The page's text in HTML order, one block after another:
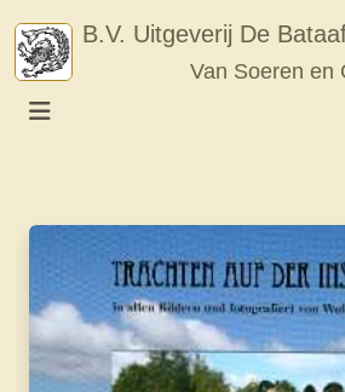
content
B.V. Uitgeverij De
Van Soeren en